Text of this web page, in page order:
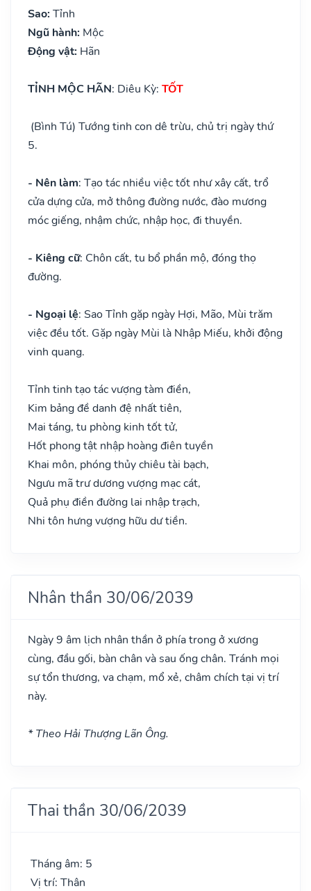
Sao: Tỉnh
Ngũ hành: Mộc
Động vật: Hãn
TỈNH MỘC HÃN: Diêu Kỳ: TỐT
(Bình Tú) Tướng tinh con dê trừu, chủ trị ngày thứ
5.
- Nên làm: Tạo tác nhiều việc tốt như xây cất, trổ
cửa dựng cửa, mở thông đường nước, đào mương
móc giếng, nhậm chức, nhập học, đi thuyền.
- Kiêng cữ: Chôn cất, tu bổ phần mộ, đóng thọ
đường.
- Ngoại lệ: Sao Tỉnh gặp ngày Hợi, Mão, Mùi trăm
việc đều tốt. Gặp ngày Mùi là Nhập Miếu, khởi động
vinh quang.
Tỉnh tinh tạo tác vượng tàm điền,
Kim bảng đề danh đệ nhất tiên,
Mai táng, tu phòng kinh tốt tử,
Hốt phong tật nhập hoàng điên tuyền
Khai môn, phóng thủy chiêu tài bạch,
Ngưu mã trư dương vượng mạc cát,
Quả phụ điền đường lai nhập trạch,
Nhi tôn hưng vượng hữu dư tiền.
Nhân thần 30/06/2039
Ngày 9 âm lịch nhân thần ở phía trong ở xương
cùng, đầu gối, bàn chân và sau ống chân. Tránh mọi
sự tổn thương, va chạm, mổ xẻ, châm chích tại vị trí
này.
* Theo Hải Thượng Lãn Ông.
Thai thần 30/06/2039
Tháng âm: 5
Vị trí: Thân